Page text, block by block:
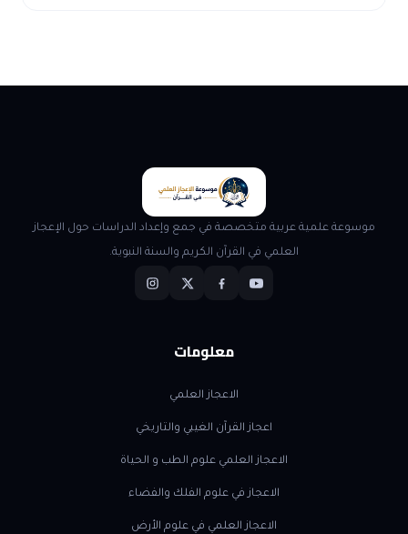
موسوعة علمية عربية متخصصة في جمع وإعداد الدراسات حول الإعجاز
العلمي في القرآن الكريم والسنة النبوية.
معلومات
الاعجاز العلمي
اعجاز القرآن الغيبي والتاريخي
الاعجاز العلمي علوم الطب و الحياة
الاعجاز في علوم الفلك والفضاء
الاعجاز العلمي في علوم الأرض